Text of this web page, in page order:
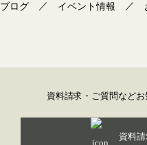
ブログ ／ イベント情報 ／
資料請求・ご質問など
資料